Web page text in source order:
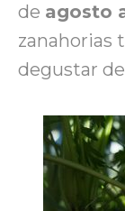
de agosto
zanahorias
degustar